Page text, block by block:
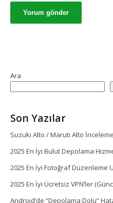
Ara
Son Yazılar
Suzuki Alto / Maruti Alto
2025 En İyi Bulut Depolama
2025 En İyi Fotoğraf Düzenleme
2025 En İyi Ücretsiz VPN’ler
Android’de “Depolama Dolu”